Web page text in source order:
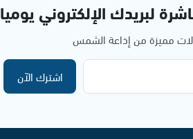
لبريدك الإلكتروني يوميا
مميزة من إذاعة الشمس
اشترك الآن